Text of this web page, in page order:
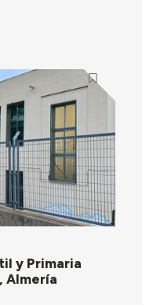
y Primaria
Almería